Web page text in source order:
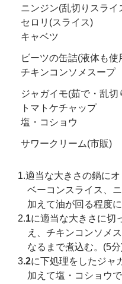
ニンジン(乱切りスライ
セロリ(スライス)
キャベツ
ビーツの缶詰(液体も使
チキンコンソメスープ
ジャガイモ(茹で・乱切
トマトケチャップ
塩・コショウ
サワークリーム(市販)
1.適当な大きさの鍋に
ベーコンスライス、
加えて油が回る程度に
2.1に適当な大きさに切
え、チキンコンソメ
なるまで煮込む。(5
3.2に下処理をしたジャ
加えて塩・コショウ